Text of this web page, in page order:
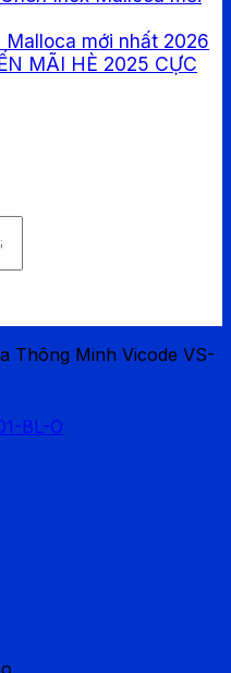
Malloca mới nhất 2026
MÃI HÈ 2025 CỰC
Thông Minh Vicode VS-